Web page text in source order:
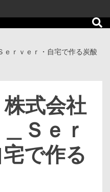
ｅｒｖｅｒ・自宅で作る炭酸
株式会社
Ｓｅｒ
で作る